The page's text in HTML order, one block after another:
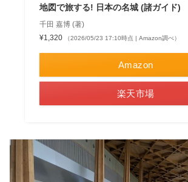
地図で旅する! 日本の名城 (諸ガイド)
千田 嘉博 (著)
¥1,320
（2026/05/23 17:10時点 | Amazon調べ）
Amazon
楽天市場